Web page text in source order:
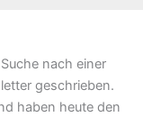
nach einer
geschrieben.
haben heute den